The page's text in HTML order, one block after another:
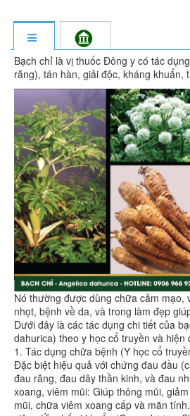
Bạch chỉ là vị thuốc Đông y có tác
răng), tán hàn, giải độc, kháng khuẩn,
Nó thường được dùng chữa cảm mạo,
nhọt, bệnh về da, và trong làm đẹp
Dưới đây là các tác dụng chi tiết của
dahurica) theo y học cổ truyền và hiện
1. Tác dụng chữa bệnh (Y học cổ
Đặc biệt hiệu quả với chứng đau đầu
đau răng, đau dây thần kinh, và đau
xoang, viêm mũi: Giúp thông mũi,
mũi, chữa viêm xoang cấp và mãn